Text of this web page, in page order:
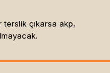
terslik çıkarsa akp,